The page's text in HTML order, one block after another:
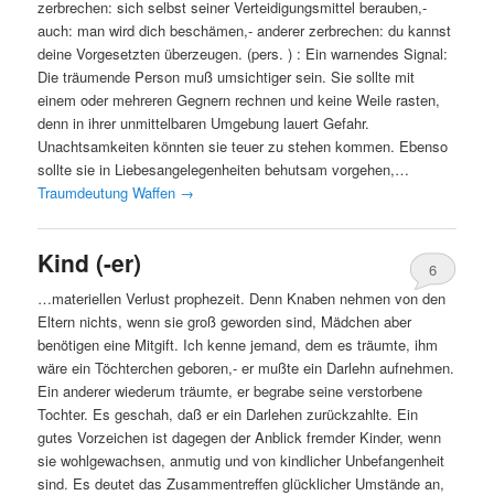
zerbrechen: sich selbst seiner Verteidigungsmittel berauben,-
auch: man wird dich beschämen,- anderer zerbrechen: du kannst
deine Vorgesetzten überzeugen. (pers. ) : Ein warnendes Signal:
Die träumende Person muß umsichtiger sein. Sie sollte mit
einem oder mehreren Gegnern rechnen und keine Weile rasten,
denn in ihrer unmittelbaren Umgebung lauert Gefahr.
Unachtsamkeiten könnten sie teuer zu stehen kommen. Ebenso
sollte sie in Liebesangelegenheiten behutsam vorgehen,…
Traumdeutung Waffen →
Kind (-er)
6
…materiellen Verlust prophezeit. Denn Knaben nehmen von den
Eltern nichts, wenn sie groß geworden sind, Mädchen aber
benötigen eine Mitgift. Ich kenne jemand, dem es träumte, ihm
wäre ein Töchterchen geboren,- er mußte ein Darlehn aufnehmen.
Ein anderer wiederum träumte, er begrabe seine verstorbene
Tochter. Es geschah, daß er ein Darlehen zurückzahlte. Ein
gutes Vorzeichen ist dagegen der Anblick fremder Kinder, wenn
sie wohlgewachsen, anmutig und von kindlicher Unbefangenheit
sind. Es deutet das Zusammentreffen glücklicher Umstände an,